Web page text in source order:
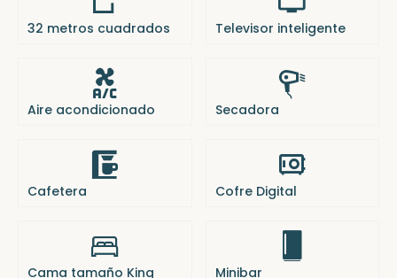
32 metros cuadrados Televisor inteligente
Aire acondicionado Secadora
Cafetera Cofre Digital
Cama tamaño King Minibar